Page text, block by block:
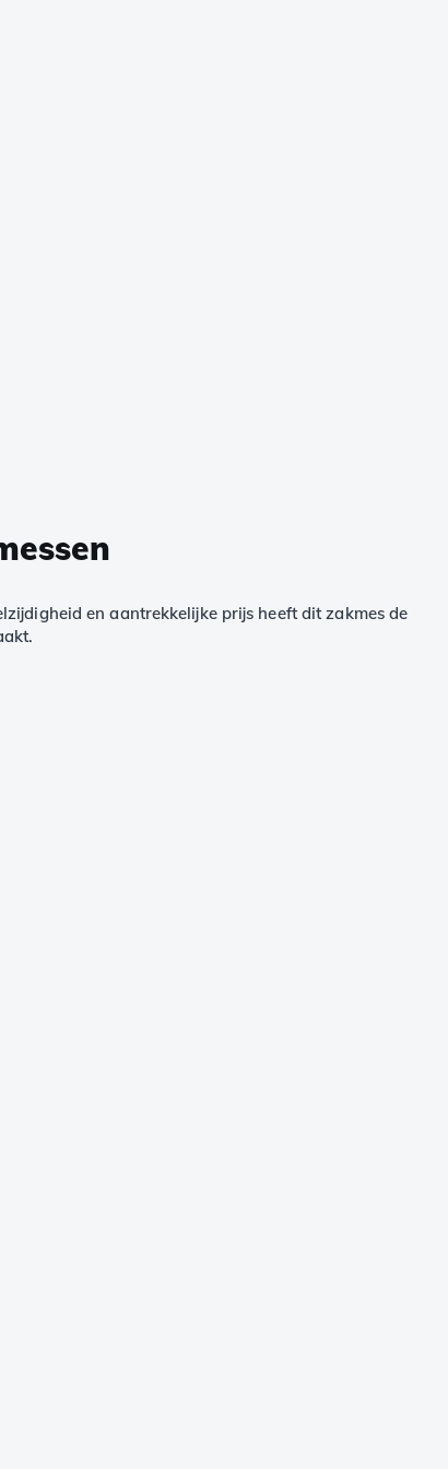
en aantrekkelijke prijs heeft dit zakmes de